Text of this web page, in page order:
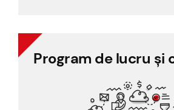
Program de lucru și
Program de lucru
Urmărirea prezenței